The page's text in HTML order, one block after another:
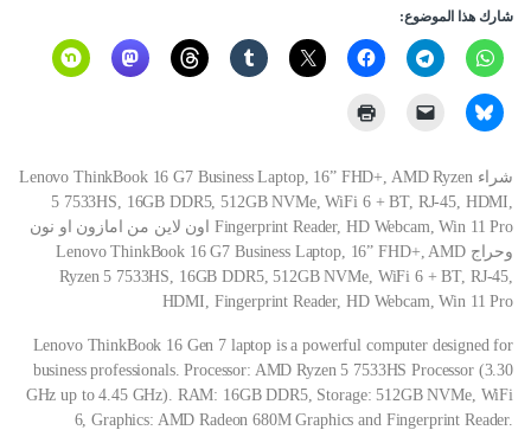
شارك هذا الموضوع:
شراء Lenovo ThinkBook 16 G7 Business Laptop, 16” FHD+, AMD Ryzen
5 7533HS, 16GB DDR5, 512GB NVMe, WiFi 6 + BT, RJ-45, HDMI,
Fingerprint Reader, HD Webcam, Win 11 Pro اون لاين من امازون او نون
وحراج Lenovo ThinkBook 16 G7 Business Laptop, 16” FHD+, AMD
Ryzen 5 7533HS, 16GB DDR5, 512GB NVMe, WiFi 6 + BT, RJ-45,
HDMI, Fingerprint Reader, HD Webcam, Win 11 Pro
Lenovo ThinkBook 16 Gen 7 laptop is a powerful computer designed for
business professionals. Processor: AMD Ryzen 5 7533HS Processor (3.30
GHz up to 4.45 GHz). RAM: 16GB DDR5, Storage: 512GB NVMe, WiFi
6, Graphics: AMD Radeon 680M Graphics and Fingerprint Reader.